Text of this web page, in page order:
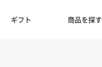
ギフト 商品を探す